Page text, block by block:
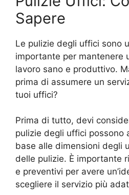
Sapere
Le pulizie degli uffici sono
importante per mantenere
lavoro sano e produttivo.
prima di assumere un
tuoi uffici?
Prima di tutto, devi
pulizie degli uffici possono
base alle dimensioni degli
delle pulizie. È importante
e preventivi per avere
scegliere il servizio più